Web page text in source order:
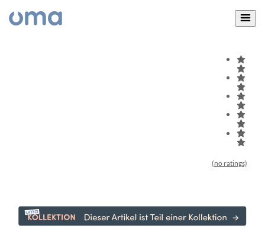
(no ratings)